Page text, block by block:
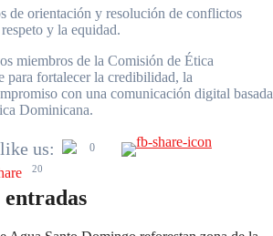
de orientación y resolución de conflictos
y la equidad.
miembros de la Comisión de Ética
para fortalecer la credibilidad, la
con una comunicación digital basada
Dominicana.
us:
0
20
entradas